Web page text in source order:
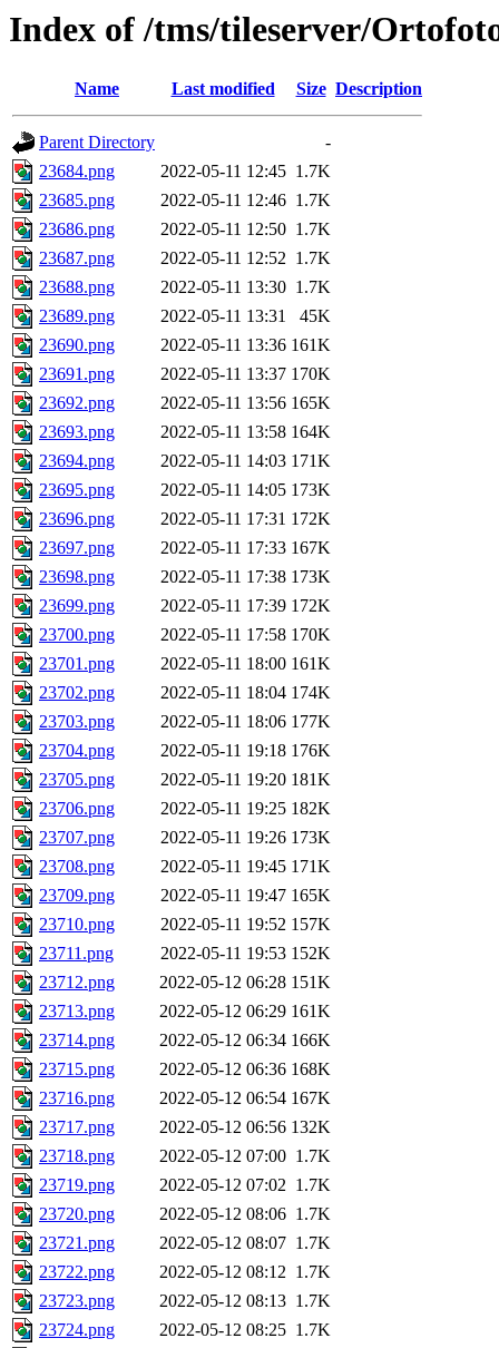
Index of /tms/tileserver/
Name Last modified Size Description
Parent Directory
-
23684.png
2022-05-11 12:45 1.7K
23685.png
2022-05-11 12:46 1.7K
23686.png
2022-05-11 12:50 1.7K
23687.png
2022-05-11 12:52 1.7K
23688.png
2022-05-11 13:30 1.7K
23689.png
2022-05-11 13:31
45K
23690.png
2022-05-11 13:36 161K
23691.png
2022-05-11 13:37 170K
23692.png
2022-05-11 13:56 165K
23693.png
2022-05-11 13:58 164K
23694.png
2022-05-11 14:03 171K
23695.png
2022-05-11 14:05 173K
23696.png
2022-05-11 17:31 172K
23697.png
2022-05-11 17:33 167K
23698.png
2022-05-11 17:38 173K
23699.png
2022-05-11 17:39 172K
23700.png
2022-05-11 17:58 170K
23701.png
2022-05-11 18:00 161K
23702.png
2022-05-11 18:04 174K
23703.png
2022-05-11 18:06 177K
23704.png
2022-05-11 19:18 176K
23705.png
2022-05-11 19:20 181K
23706.png
2022-05-11 19:25 182K
23707.png
2022-05-11 19:26 173K
23708.png
2022-05-11 19:45 171K
23709.png
2022-05-11 19:47 165K
23710.png
2022-05-11 19:52 157K
23711.png
2022-05-11 19:53 152K
23712.png
2022-05-12 06:28 151K
23713.png
2022-05-12 06:29 161K
23714.png
2022-05-12 06:34 166K
23715.png
2022-05-12 06:36 168K
23716.png
2022-05-12 06:54 167K
23717.png
2022-05-12 06:56 132K
23718.png
2022-05-12 07:00 1.7K
23719.png
2022-05-12 07:02 1.7K
23720.png
2022-05-12 08:06 1.7K
23721.png
2022-05-12 08:07 1.7K
23722.png
2022-05-12 08:12 1.7K
23723.png
2022-05-12 08:13 1.7K
23724.png
2022-05-12 08:25 1.7K